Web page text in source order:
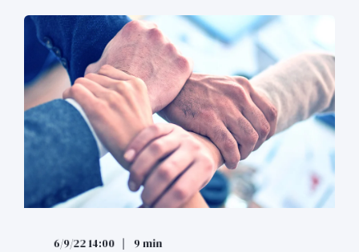
6/9/22 14:00 9 min